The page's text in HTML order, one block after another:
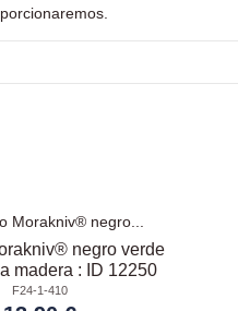
negro verde
madera : ID 12250
F24-1-410